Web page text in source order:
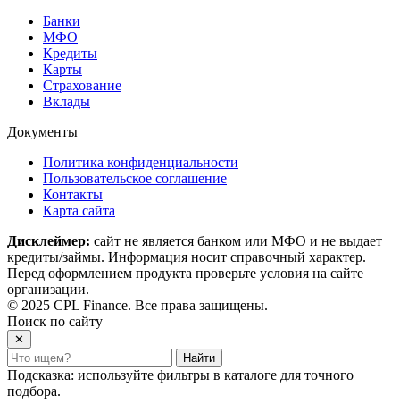
Банки
МФО
Кредиты
Карты
Страхование
Вклады
Документы
Политика конфиденциальности
Пользовательское соглашение
Контакты
Карта сайта
Дисклеймер: сайт не является банком или МФО и не выдает
кредиты/займы. Информация носит справочный характер.
Перед оформлением продукта проверьте условия на сайте
организации.
© 2025 CPL Finance. Все права защищены.
Поиск по сайту
✕
Найти
Подсказка: используйте фильтры в каталоге для точного
подбора.